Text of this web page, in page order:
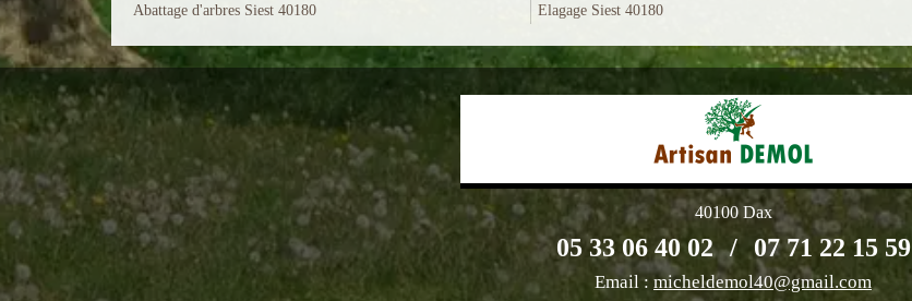
Abattage d'arbres Siest 40180
Elagage Siest 40180
40100 Dax
05 33 06 40 02 / 07 71 22 15 59
Email : micheldemol40@gmail.com